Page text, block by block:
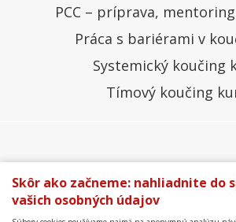
PCC – príprava,
Práca s bariérami v
Systemický koučing
Tímový koučing
Všeobecné obchodné podmienky
Ochrana osobných údajov
Skôr ako začneme: nahliadnite do
vašich osobných údajov